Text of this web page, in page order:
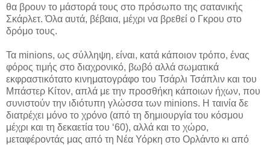
θα βρουν το μάστορά τους στο πρόσωπο της σατανικής
Σκάρλετ. Όλα αυτά, βέβαια, μέχρι να βρεθεί ο Γκρου στο
δρόμο τους.
Τα minions, ως σύλληψη, είναι, κατά κάποιον τρόπο, ένας
φόρος τιμής στο διαχρονικό, βωβό αλλά σωματικά
εκφραστικότατο κινηματογράφο του Τσάρλι Τσάπλιν και του
Μπάστερ Κίτον, απλά με την προσθήκη κάποιων ήχων, που
συνιστούν την ιδιότυπη γλώσσα των minions. Η ταινία δε
διατρέχει μόνο το χρόνο (από τη δημιουργία του κόσμου
μέχρι και τη δεκαετία του ‘60), αλλά και το χώρο,
μεταφέροντάς μας από τη Νέα Υόρκη στο Ορλάντο κι από